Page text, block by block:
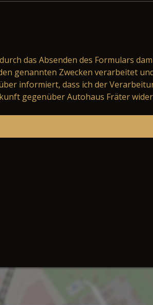
das Absenden des Formulars
genannten Zwecken verarbeitet
informiert, dass ich der
gegenüber Autohaus Fräter